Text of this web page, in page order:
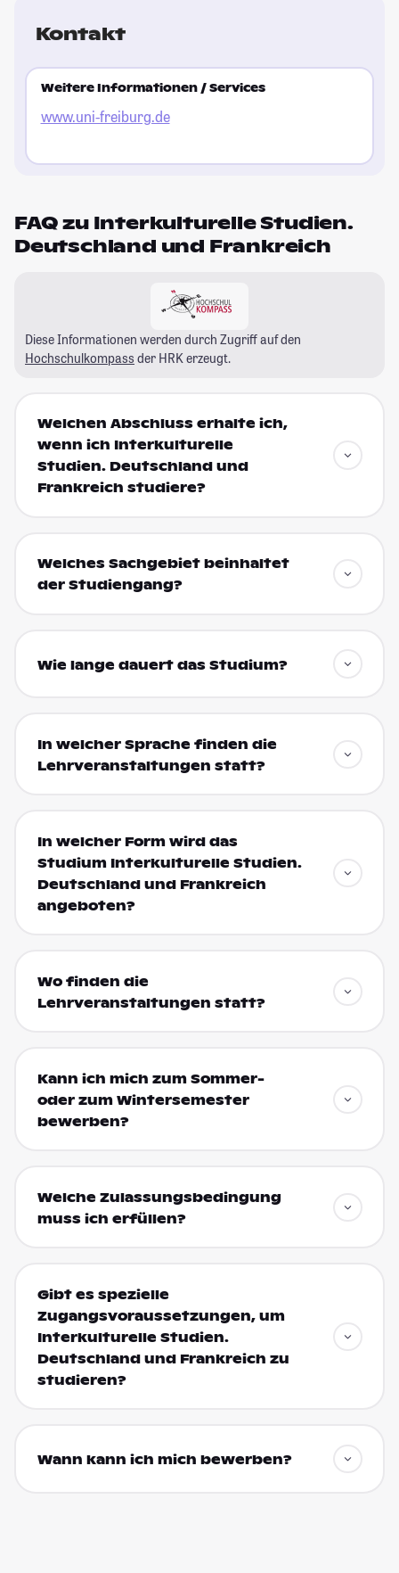
Kontakt
Weitere Informationen / Services
www.uni-freiburg.de
FAQ zu Interkulturelle Studien.
Deutschland und Frankreich
Diese Informationen werden durch Zugriff auf den
Hochschulkompass der HRK erzeugt.
Welchen Abschluss erhalte ich,
wenn ich Interkulturelle
Studien. Deutschland und
Frankreich studiere?
Welches Sachgebiet beinhaltet
der Studiengang?
Wie lange dauert das Studium?
In welcher Sprache finden die
Lehrveranstaltungen statt?
In welcher Form wird das
Studium Interkulturelle Studien.
Deutschland und Frankreich
angeboten?
Wo finden die
Lehrveranstaltungen statt?
Kann ich mich zum Sommer-
oder zum Wintersemester
bewerben?
Welche Zulassungsbedingung
muss ich erfüllen?
Gibt es spezielle
Zugangsvoraussetzungen, um
Interkulturelle Studien.
Deutschland und Frankreich zu
studieren?
Wann kann ich mich bewerben?